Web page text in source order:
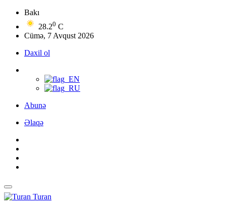
Bakı
28.20 C
Cümə, 7 Avqust 2026
Daxil ol
Abunə
Əlaqə
Turan